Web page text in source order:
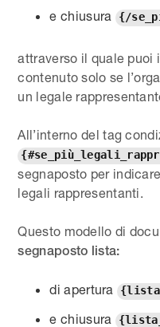
e chiusura {/
attraverso il quale puoi
contenuto solo se
un legale
All’interno del tag
segnaposto per
legali rappresentanti.
Questo modello di
segnaposto lista:
di apertura
e chiusura